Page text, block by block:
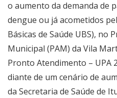
o aumento da demanda de
dengue ou já acometidos
Básicas de Saúde UBS), no
Municipal (PAM) da Vila
Pronto Atendimento – UPA
diante de um cenário de
da Secretaria de Saúde de